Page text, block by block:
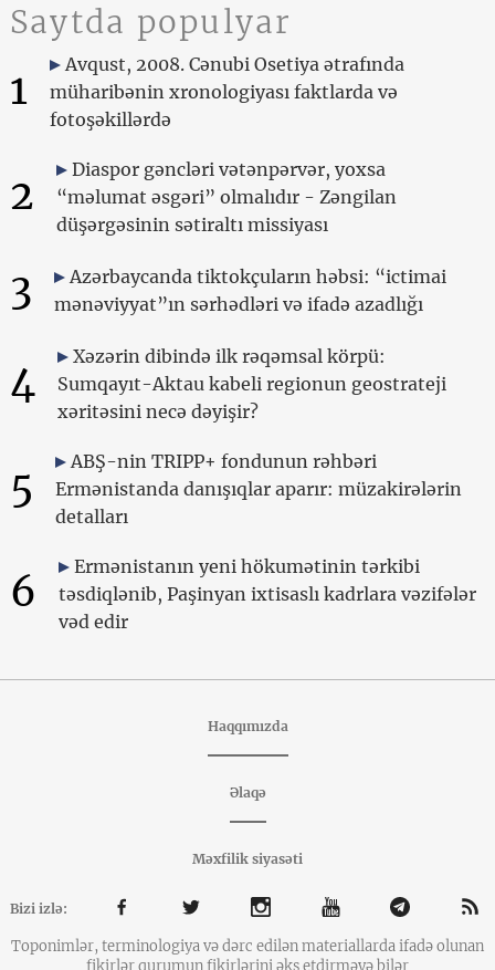
Saytda populyar
1
Avqust, 2008. Cənubi Osetiya ətrafında
müharibənin xronologiyası faktlarda və
fotoşəkillərdə
2
Diaspor gəncləri vətənpərvər, yoxsa
“məlumat əsgəri” olmalıdır - Zəngilan
düşərgəsinin sətiraltı missiyası
3
Azərbaycanda tiktokçuların həbsi: “ictimai
mənəviyyat”ın sərhədləri və ifadə azadlığı
4
Xəzərin dibində ilk rəqəmsal körpü:
Sumqayıt-Aktau kabeli regionun geostrateji
xəritəsini necə dəyişir?
5
ABŞ-nin TRIPP+ fondunun rəhbəri
Ermənistanda danışıqlar aparır: müzakirələrin
detalları
6
Ermənistanın yeni hökumətinin tərkibi
təsdiqlənib, Paşinyan ixtisaslı kadrlara vəzifələr
vəd edir
Haqqımızda
Əlaqə
Məxfilik siyasəti
Bizi izlə:
Toponimlər, terminologiya və dərc edilən materiallarda ifadə olunan
fikirlər qurumun fikirlərini əks etdirməyə bilər